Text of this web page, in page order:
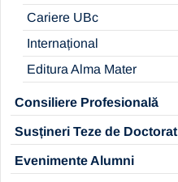
Cariere UBc
Internațional
Editura Alma Mater
Consiliere Profesională
Susțineri Teze de Doctorat
Evenimente Alumni